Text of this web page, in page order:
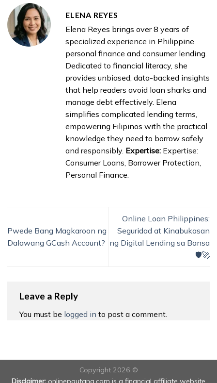
ELENA REYES
Elena Reyes brings over 8 years of
specialized experience in Philippine
personal finance and consumer lending.
Dedicated to financial literacy, she
provides unbiased, data-backed insights
that help readers avoid loan sharks and
manage debt effectively. Elena
simplifies complicated lending terms,
empowering Filipinos with the practical
knowledge they need to borrow safely
and responsibly. Expertise: Expertise:
Consumer Loans, Borrower Protection,
Personal Finance.
Pwede Bang Magkaroon ng
Dalawang GCash Account?
Online Loan Philippines:
Seguridad at Kinabukasan
ng Digital Lending sa Bansa
🛡️🚀
Leave a Reply
You must be logged in to post a comment.
Copyright 2026 ©
Disclaimer: onlinepautang.com is a financial affiliate website